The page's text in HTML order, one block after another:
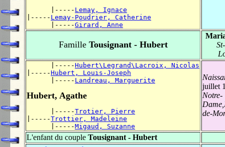
      |-----
Lemay, Ignace
|----- Lemay-Poudrier, Catherine
      |-----
Girard, Anne
FamilleTousignant - Hubert
      |-----
Hubert\Legrand\Lacroix, Nicolas
|-----Hubert, Louis-Joseph
      |-----
Landreau, Marguerite
Hubert, Agathe
      |-----
Trotier, Pierre
|-----Trottier, Madeleine
      |-----
Migaud, Suzanne
juillet
Notre-
de-
L'enfant du couple Tousignant - Hubert